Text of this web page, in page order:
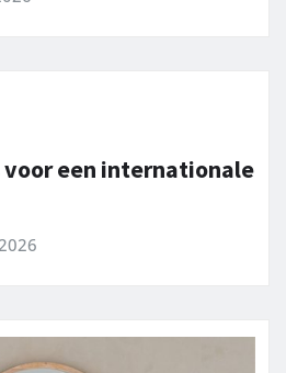
een internationale